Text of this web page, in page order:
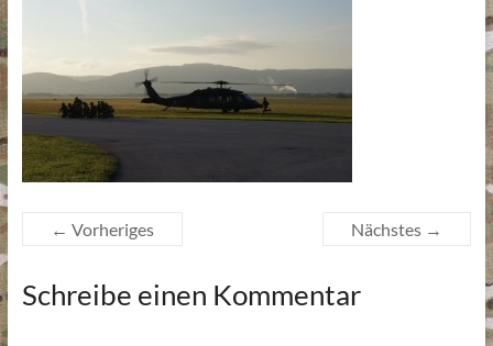
← Vorheriges Nächstes →
Schreibe einen Kommentar